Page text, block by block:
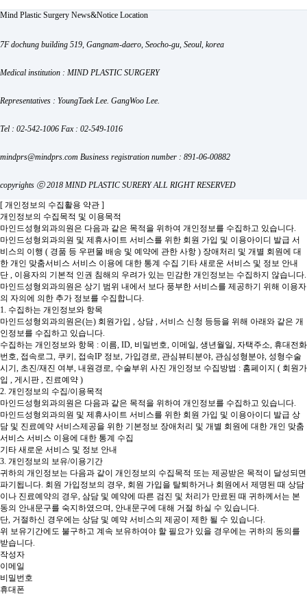
Mind Plastic Surgery News&Notice Location
7F dochung building 519, Gangnam-daero, Seocho-gu, Seoul, korea
Medical institution : MIND PLASTIC SURGERY
Representatives : YoungTaek Lee. GangWoo Lee.
Tel : 02-542-1006 Fax : 02-549-1016
mindprs@mindprs.com Business registration number : 891-06-00882
copyrights ⓒ 2018 MIND PLASTIC SURERY ALL RIGHT RESERVED
[ 개인정보의 수집활용 약관 ]
개인정보의 수집목적 및 이용목적
마인드성형외과의원은 다음과 같은 목적을 위하여 개인정보를 수집하고 있습니다.
마인드성형외과의원 및 제휴사이트 서비스를 위한 회원 가입 및 이용아이디 발급 서
비스의 이행 ( 경품 등 우편물 배송 및 예약에 관한 사항 ) 장애처리 및 개별 회원에 대
한 개인 맞춤서비스 서비스 이용에 대한 통계 수집 기타 새로운 서비스 및 정보 안내
단 , 이용자의 기본적 인권 침해의 우려가 있는 민감한 개인정보는 수집하지 않습니다.
마인드성형외과의원은 상기 범위 내에서 보다 풍부한 서비스를 제공하기 위해 이용자
의 자의에 의한 추가 정보를 수집합니다.
1. 수집하는 개인정보와 항목
마인드성형외과의원은(는) 회원가입 , 상담 , 서비스 신청 등등을 위해 아래와 같은 개
인정보를 수집하고 있습니다.
수집하는 개인정보와 항목 : 이름, ID, 비밀번호, 이메일, 생년월일, 자택주소, 휴대전화
번호, 접속로그, 쿠키, 접속IP 정보, 가입경로, 관심뷰티분야, 관심성형분야, 성형수술
시기, 초진/재진 여부, 내원경로, 수술부위 사진 개인정보 수집방법 : 홈페이지 ( 회원가
입 , 게시판 , 진료예약 )
2. 개인정보의 수집/이용목적
마인드성형외과의원은 다음과 같은 목적을 위하여 개인정보를 수집하고 있습니다.
마인드성형외과의원 및 제휴사이트 서비스를 위한 회원 가입 및 이용아이디 발급 상
담 및 진료예약 서비스제공을 위한 기본정보 장애처리 및 개별 회원에 대한 개인 맞춤
서비스 서비스 이용에 대한 통계 수집
기타 새로운 서비스 및 정보 안내
3. 개인정보의 보유/이용기간
귀하의 개인정보는 다음과 같이 개인정보의 수집목적 또는 제공받은 목적이 달성되면
파기됩니다. 회원 가입정보의 경우, 회원 가입을 탈퇴하거나 회원에서 제명된 때 상담
이나 진료예약의 경우, 삼담 및 예약에 따른 검진 및 처리가 만료된 때 귀하께서는 본
동의 안내문구를 숙지하였으며, 안내문구에 대해 거절 하실 수 있습니다.
단, 거절하신 경우에는 상담 및 예약 서비스의 제공이 제한 될 수 있습니다.
위 보유기간에도 불구하고 계속 보유하여야 할 필요가 있을 경우에는 귀하의 동의를
받습니다.
작성자
이메일
비밀번호
휴대폰